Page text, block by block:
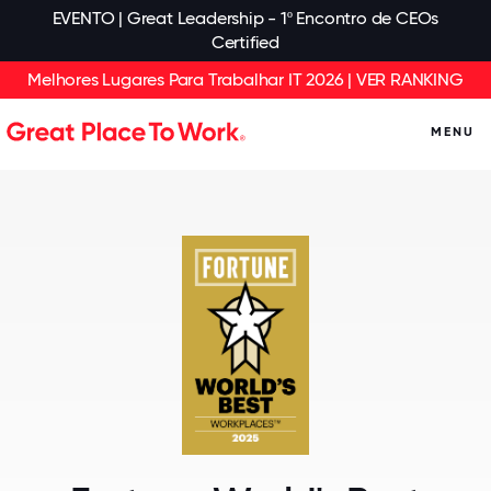
EVENTO | Great Leadership - 1º Encontro de CEOs
Certified
Melhores Lugares Para Trabalhar IT 2026 | VER RANKING
MENU